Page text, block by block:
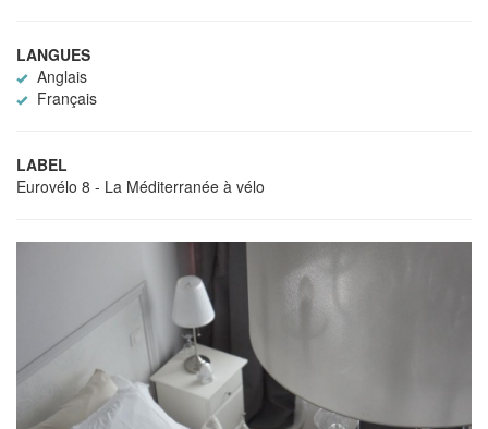
LANGUES
Anglais
Français
LABEL
Eurovélo 8 - La Méditerranée à vélo